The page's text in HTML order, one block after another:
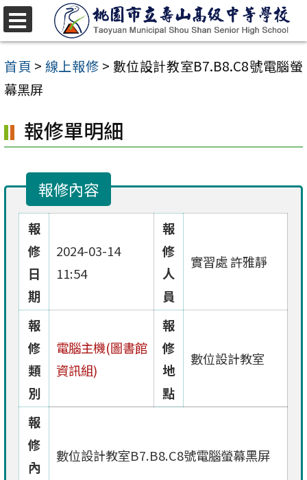
跳
至
主
要
容
區
首頁 > 線上報修 > 數位設計教室B7.B8.C8號電腦螢
幕黑屏
報修單明細
報修內容
報
修
日
期
2024-03-14
11:54
報
修
人
員
實習處 許雅靜
報
修
類
別
電腦主機(圖書館
資訊組)
報
修
地
點
數位設計教室
報
修
內
數位設計教室B7.B8.C8號電腦螢幕黑屏
選
單